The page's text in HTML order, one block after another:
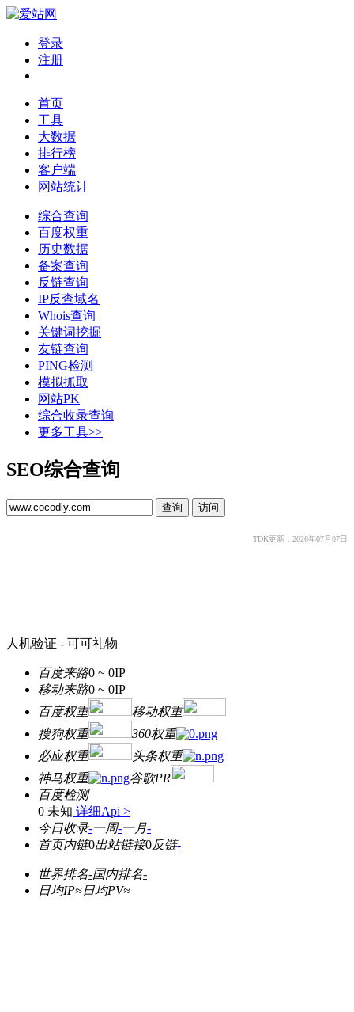
登录
注册
首页
工具
大数据
排行榜
客户端
网站统计
综合查询
百度权重
历史数据
备案查询
反链查询
IP反查域名
Whois查询
关键词挖掘
友链查询
PING检测
模拟抓取
网站PK
综合收录查询
更多工具>>
SEO综合查询
TDK更新：2026年07月07日
人机验证 - 可可礼物
百度来路0 ~ 0IP
移动来路0 ~ 0IP
百度权重
移动权重
搜狗权重
360权重
必应权重
头条权重
神马权重
谷歌PR
百度检测
0 未知 详细Api >
今日收录-一周-一月-
首页内链0出站链接0反链-
世界排名-国内排名-
日均IP≈日均PV≈